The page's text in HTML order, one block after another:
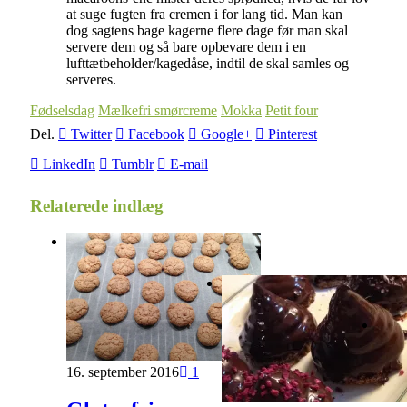
at suge fugten fra cremen i for lang tid. Man kan
dog sagtens bage kagerne flere dage før man skal
servere dem og så bare opbevare dem i en
lufttætbeholder/kagedåse, indtil de skal samles og
serveres.
Fødselsdag Mælkefri smørcreme Mokka Petit four
Del.
Twitter Facebook Google+
Pinterest
LinkedIn
Tumblr E-mail
Relaterede indlæg
16. september 2016 1